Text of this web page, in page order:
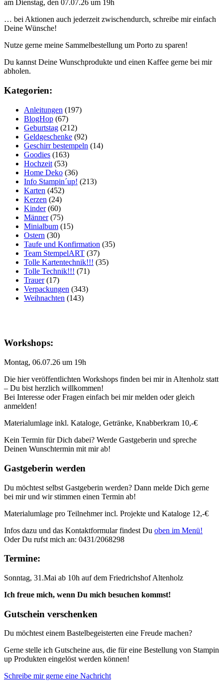
am Dienstag, den 07.07.26 um 19h
… bei Aktionen auch jederzeit zwischendurch, schreibe mir einfach
Deine Wünsche!
Nutze gerne meine Sammelbestellung um Porto zu sparen!
Du kannst Deine Wunschprodukte und einen Kaffee gerne bei mir
abholen.
Kategorien:
Anleitungen (197)
BlogHop (67)
Geburtstag (212)
Geldgeschenke (92)
Geschirr bestempeln (14)
Goodies (163)
Hochzeit (53)
Home Deko (36)
Info Stampin´up! (213)
Karten (452)
Kerzen (24)
Kinder(60)
Männer(75)
Minialbum (15)
Ostern (30)
Taufe und Konfirmation (35)
Team StempelART (37)
Tolle Kartentechnik!!! (35)
Tolle Technik!!! (71)
Trauer(17)
Verpackungen (343)
Weihnachten (143)
Workshops:
Montag, 06.07.26 um 19h
Die hier veröffentlichten Workshops finden bei mir in Altenholz statt
– Du bist herzlich willkommen!
Bei Interesse oder Fragen einfach bei mir melden oder gleich
anmelden!
Materialumlage inkl. Kataloge, Getränke, Knabberkram 10,-€
Kein Termin für Dich dabei? Werde Gastgeberin und spreche
Deinen Wunschtermin mit mir ab!
Gastgeberin werden
Du möchtest selbst Gastgeberin werden? Dann melde Dich gerne
bei mir und wir stimmen einen Termin ab!
Materialumlage pro Teilnehmer incl. Projekte und Kataloge 12,-€
Infos dazu und das Kontaktformular findest Du oben im Menü!
Oder Du rufst mich an: 0431/2068298
Termine:
Sonntag, 31.Mai ab 10h auf dem Friedrichshof Altenholz
Ich freue mich, wenn Du mich besuchen kommst!
Gutschein verschenken
Du möchtest einem Bastelbegeisterten eine Freude machen?
Gerne stelle ich Gutscheine aus, die für eine Bestellung von Stampin
up Produkten eingelöst werden können!
Schreibe mir gerne eine Nachricht